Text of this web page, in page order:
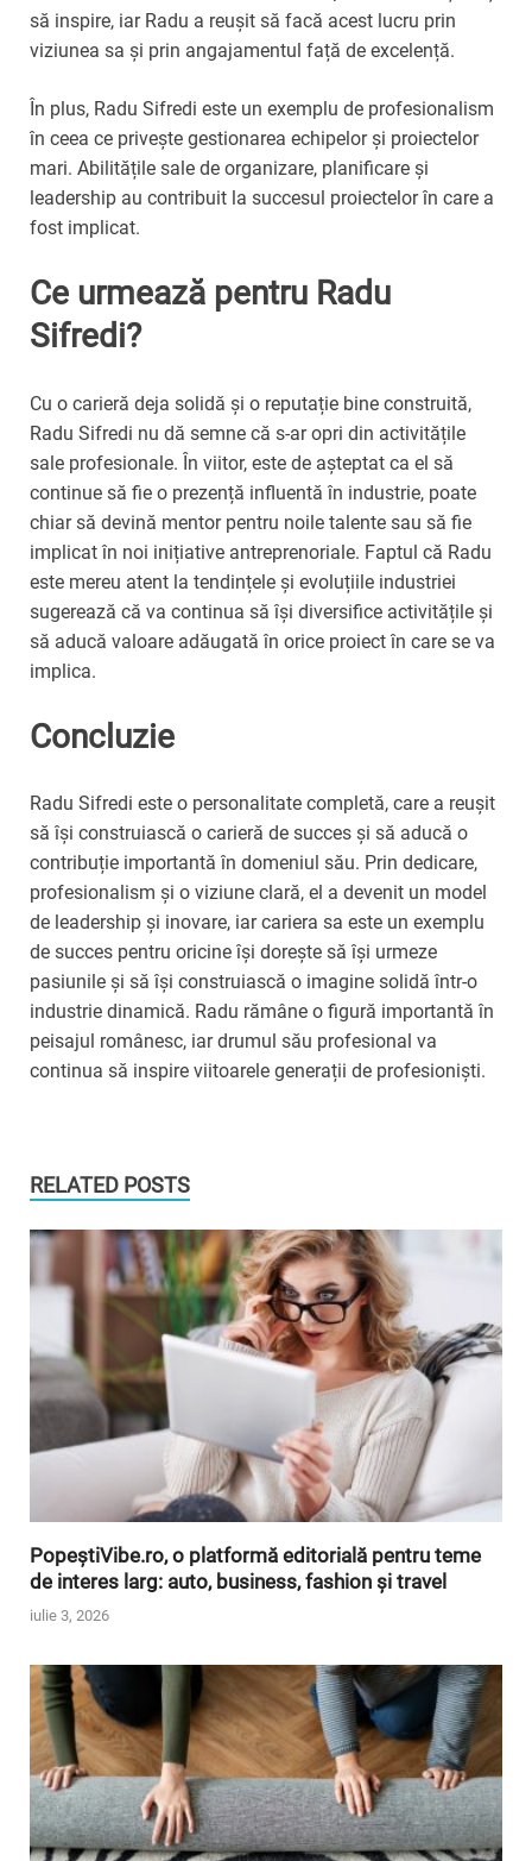
să inspire, iar Radu a reușit să facă acest lucru prin
viziunea sa și prin angajamentul față de excelență.
În plus, Radu Sifredi este un exemplu de profesionalism
în ceea ce privește gestionarea echipelor și proiectelor
mari. Abilitățile sale de organizare, planificare și
leadership au contribuit la succesul proiectelor în care a
fost implicat.
Ce urmează pentru Radu
Sifredi?
Cu o carieră deja solidă și o reputație bine construită,
Radu Sifredi nu dă semne că s-ar opri din activitățile
sale profesionale. În viitor, este de așteptat ca el să
continue să fie o prezență influentă în industrie, poate
chiar să devină mentor pentru noile talente sau să fie
implicat în noi inițiative antreprenoriale. Faptul că Radu
este mereu atent la tendințele și evoluțiile industriei
sugerează că va continua să își diversifice activitățile și
să aducă valoare adăugată în orice proiect în care se va
implica.
Concluzie
Radu Sifredi este o personalitate completă, care a reușit
să își construiască o carieră de succes și să aducă o
contribuție importantă în domeniul său. Prin dedicare,
profesionalism și o viziune clară, el a devenit un model
de leadership și inovare, iar cariera sa este un exemplu
de succes pentru oricine își dorește să își urmeze
pasiunile și să își construiască o imagine solidă într-o
industrie dinamică. Radu rămâne o figură importantă în
peisajul românesc, iar drumul său profesional va
continua să inspire viitoarele generații de profesioniști.
RELATED POSTS
PopeștiVibe.ro, o platformă editorială pentru teme
de interes larg: auto, business, fashion și travel
iulie 3, 2026